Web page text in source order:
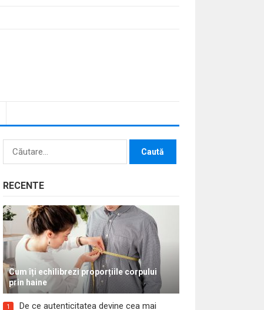
Caută
RECENTE
Cum îți echilibrezi proporțiile corpului
prin haine
1
De ce autenticitatea devine cea mai